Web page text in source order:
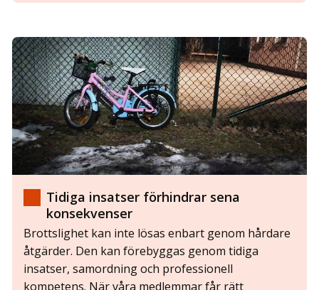
Tidiga insatser förhindrar sena
konsekvenser
Brottslighet kan inte lösas enbart genom hårdare
åtgärder. Den kan förebyggas genom tidiga
insatser, samordning och professionell
kompetens. När våra medlemmar får rätt